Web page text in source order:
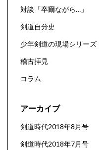
対談「卒爾ながら…」
剣道自分史
少年剣道の現場シリーズ
稽古拝見
コラム
アーカイブ
剣道時代2018年8月号
剣道時代2018年7月号